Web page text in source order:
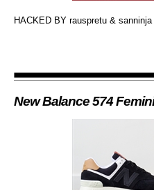
HACKED BY rauspretu & sanninja
New Balance 574